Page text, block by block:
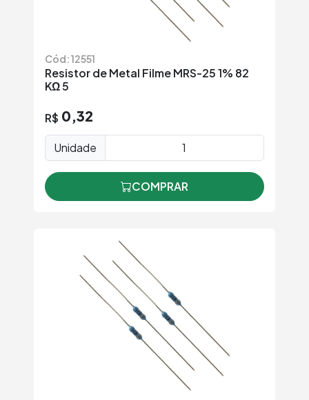
Cód: 12551
Resistor de Metal Filme MRS-25 1% 82
KΩ 5
R$ 0,32
Unidade
COMPRAR